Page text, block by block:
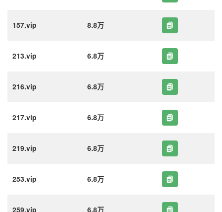
157.vip 8.8万
213.vip 6.8万
216.vip 6.8万
217.vip 6.8万
219.vip 6.8万
253.vip 6.8万
259.vip 6.8万